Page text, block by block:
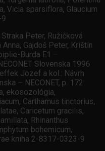
Vicia sparsiflora, Glaucium
Peter, Ružičková
Gajdoš Peter, Krištín
Burda E1 –
Slovenska 1996
Jozef a kol.: Návrh
– NECONET, p. 172
ekosozológia,
Carthamus tinctorius,
Caricetum gracilis,
Rhinanthus
bohemicum,
kniha 2-8317-0323-9